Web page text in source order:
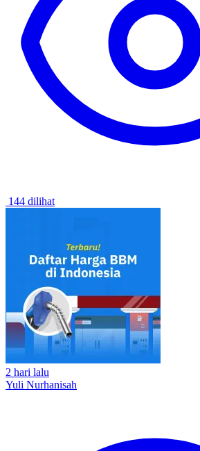
144 dilihat
2 hari lalu
Yuli Nurhanisah